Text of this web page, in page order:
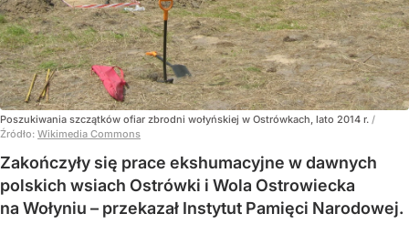
Poszukiwania szczątków ofiar zbrodni wołyńskiej w Ostrówkach, lato 2014 r. /
Źródło: Wikimedia Commons
Zakończyły się prace ekshumacyjne w dawnych
polskich wsiach Ostrówki i Wola Ostrowiecka
na Wołyniu – przekazał Instytut Pamięci Narodowej.